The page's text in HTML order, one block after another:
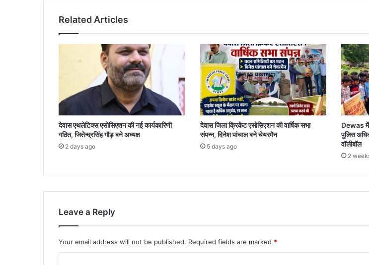
Related Articles
देवास एथलेटिक्स एसोसिएशन की नई कार्यकारिणी
गठित, जितेन्द्रसिंह गौड़ बने अध्यक्ष
2 days ago
देवास जिला क्रिकेट एसोसिएशन की वार्षिक सभा
संपन्न, दिनेश पांचाल बने चेयरमैन
5 days ago
Dewas में
पुलिस
वॉलीबॉल
2
Leave a Reply
Your email address will not be published. Required fields are marked *